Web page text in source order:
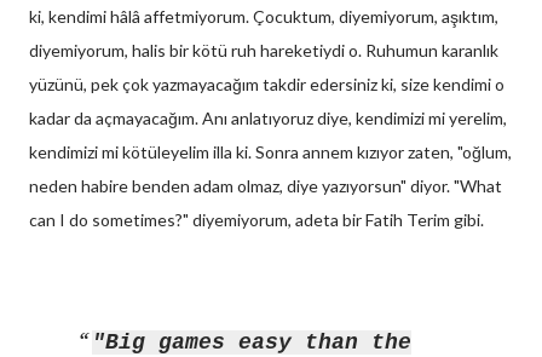
ki, kendimi hâlâ affetmiyorum. Çocuktum, diyemiyorum, aşıktım,
diyemiyorum, halis bir kötü ruh hareketiydi o. Ruhumun karanlık
yüzünü, pek çok yazmayacağım takdir edersiniz ki, size kendimi o
kadar da açmayacağım. Anı anlatıyoruz diye, kendimizi mi yerelim,
kendimizi mi kötüleyelim illa ki. Sonra annem kızıyor zaten, "oğlum,
neden habire benden adam olmaz, diye yazıyorsun" diyor. "What
can I do sometimes?" diyemiyorum, adeta bir Fatih Terim gibi.
"Big games easy than the